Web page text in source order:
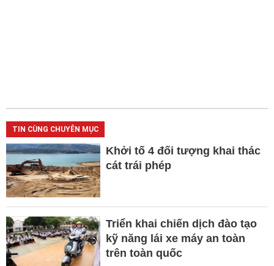
TIN CÙNG CHUYÊN MỤC
Khởi tố 4 đối tượng khai thác
cát trái phép
Triển khai chiến dịch đào tạo
kỹ năng lái xe máy an toàn
trên toàn quốc